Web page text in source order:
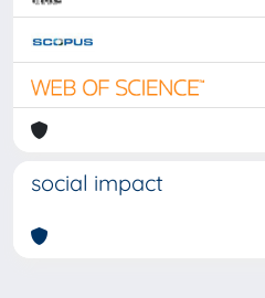
social impact